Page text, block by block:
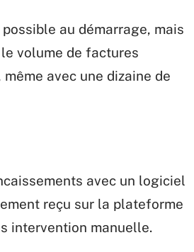
au démarrage, mais
volume de factures
avec une dizaine de
avec un logiciel
reçu sur la plateforme
intervention manuelle.